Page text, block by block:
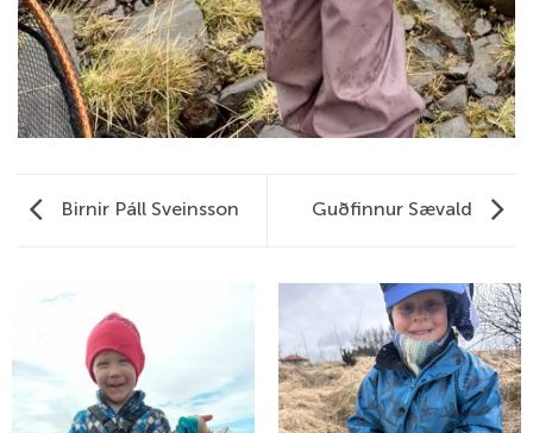
Birnir Páll Sveinsson Guðfinnur Sævald